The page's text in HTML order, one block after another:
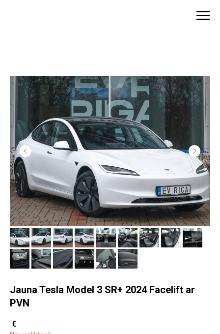
Jauna Tesla Model 3 SR+ 2024 Facelift ar
PVN
€